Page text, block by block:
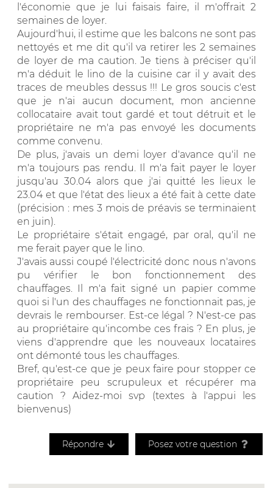
l'économie que je lui faisais faire, il m'offrait 2
semaines de loyer.
Aujourd'hui, il estime que les balcons ne sont pas
nettoyés et me dit qu'il va retirer les 2 semaines
de loyer de ma caution. Je tiens à préciser qu'il
m'a déduit le lino de la cuisine car il y avait des
traces de meubles dessus !!! Le gros soucis c'est
que je n'ai aucun document, mon ancienne
collocataire avait tout gardé et tout détruit et le
propriétaire ne m'a pas envoyé les documents
comme convenu.
De plus, j'avais un demi loyer d'avance qu'il ne
m'a toujours pas rendu. Il m'a fait payer le loyer
jusqu'au 30.04 alors que j'ai quitté les lieux le
23.04 et que l'état des lieux a été fait à cette date
(précision : mes 3 mois de préavis se terminaient
en juin).
Le propriétaire s'était engagé, par oral, qu'il ne
me ferait payer que le lino.
J'avais aussi coupé l'électricité donc nous n'avons
pu vérifier le bon fonctionnement des
chauffages. Il m'a fait signé un papier comme
quoi si l'un des chauffages ne fonctionnait pas, je
devrais le rembourser. Est-ce légal ? N'est-ce pas
au propriétaire qu'incombe ces frais ? En plus, je
viens d'apprendre que les nouveaux locataires
ont démonté tous les chauffages.
Bref, qu'est-ce que je peux faire pour stopper ce
propriétaire peu scrupuleux et récupérer ma
caution ? Aidez-moi svp (textes à l'appui les
bienvenus)
Répondre Posez votre question